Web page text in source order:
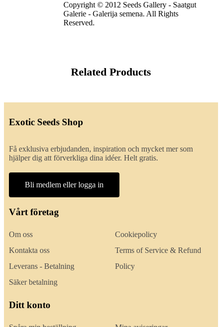
Copyright © 2012 Seeds Gallery - Saatgut
Galerie - Galerija semena. All Rights
Reserved.
Related Products
Exotic Seeds Shop
Få exklusiva erbjudanden, inspiration och mycket mer som
hjälper dig att förverkliga dina idéer. Helt gratis.
Bli medlem eller logga in
Vårt företag
Om oss
Kontakta oss
Leverans - Betalning
Säker betalning
Cookiepolicy
Terms of Service & Refund
Policy
Ditt konto